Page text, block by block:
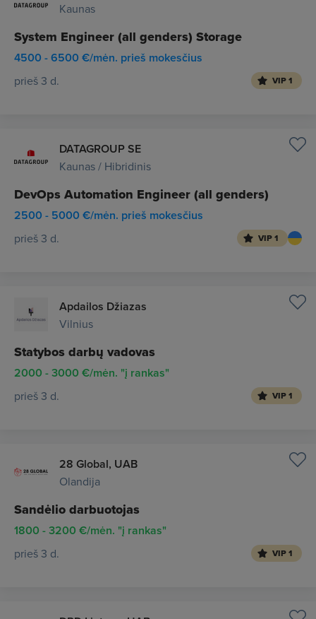
Kaunas
System Engineer (all genders) Storage
4500 - 6500 €/mėn. prieš mokesčius
prieš 3 d. VIP 1
DATAGROUP SE
Kaunas / Hibridinis
DevOps Automation Engineer (all genders)
2500 - 5000 €/mėn. prieš mokesčius
prieš 3 d. VIP 1
Apdailos Džiazas
Vilnius
Statybos darbų vadovas
2000 - 3000 €/mėn. "į rankas"
prieš 3 d. VIP 1
28 Global, UAB
Olandija
Sandėlio darbuotojas
1800 - 3200 €/mėn. "į rankas"
prieš 3 d. VIP 1